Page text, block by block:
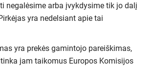
negalėsime arba įvykdysime tik jo dalį
yra nedelsiant apie tai
yra prekės gamintojo pareiškimas,
jam taikomus Europos Komisijos